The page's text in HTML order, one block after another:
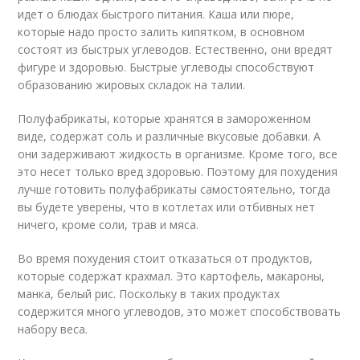
идет о блюдах быстрого питания. Каша или пюре,
которые надо просто залить кипятком, в основном
состоят из быстрых углеводов. Естественно, они вредят
фигуре и здоровью. Быстрые углеводы способствуют
образованию жировых складок на талии.
Полуфабрикаты, которые хранятся в замороженном
виде, содержат соль и различные вкусовые добавки. А
они задерживают жидкость в организме. Кроме того, все
это несет только вред здоровью. Поэтому для похудения
лучше готовить полуфабрикаты самостоятельно, тогда
вы будете уверены, что в котлетах или отбивных нет
ничего, кроме соли, трав и мяса.
Во время похудения стоит отказаться от продуктов,
которые содержат крахмал. Это картофель, макароны,
манка, белый рис. Поскольку в таких продуктах
содержится много углеводов, это может способствовать
набору веса.